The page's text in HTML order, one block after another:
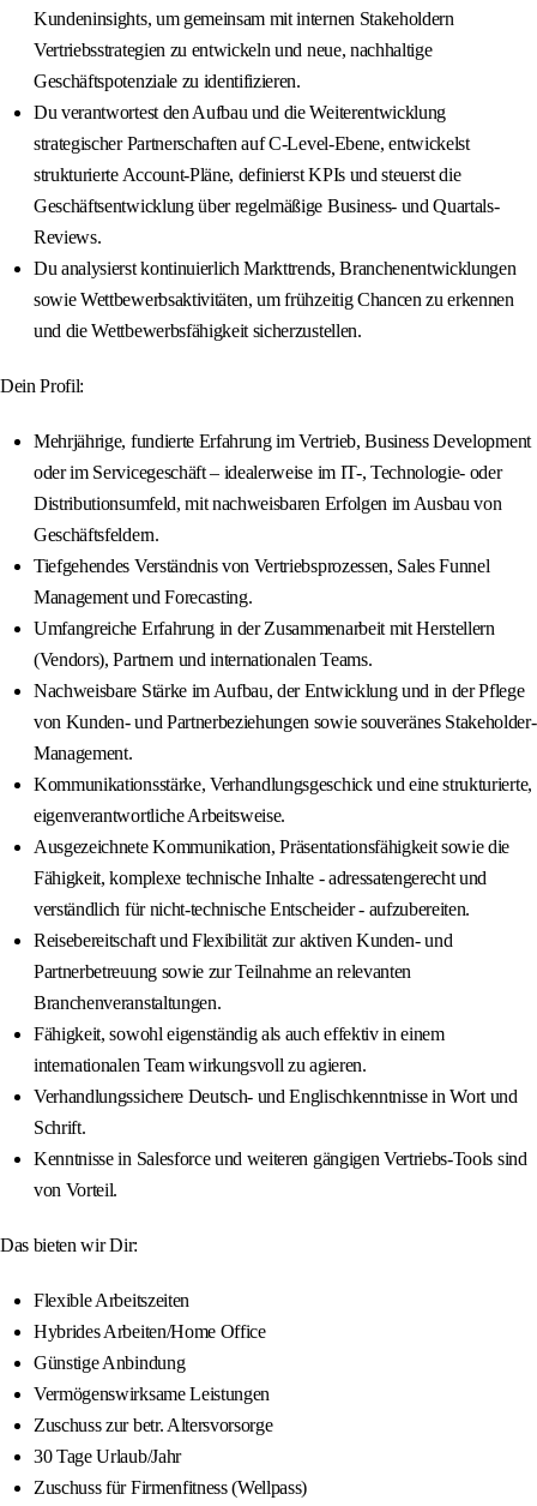
Kundeninsights, um gemeinsam mit internen Stakeholdern
Vertriebsstrategien zu entwickeln und neue, nachhaltige
Geschäftspotenziale zu identifizieren.
Du verantwortest den Aufbau und die Weiterentwicklung
strategischer Partnerschaften auf C-Level-Ebene, entwickelst
strukturierte Account-Pläne, definierst KPIs und steuerst die
Geschäftsentwicklung über regelmäßige Business- und Quartals-
Reviews.
Du analysierst kontinuierlich Markttrends, Branchenentwicklungen
sowie Wettbewerbsaktivitäten, um frühzeitig Chancen zu erkennen
und die Wettbewerbsfähigkeit sicherzustellen.
Dein Profil:
Mehrjährige, fundierte Erfahrung im Vertrieb, Business Development
oder im Servicegeschäft – idealerweise im IT-, Technologie- oder
Distributionsumfeld, mit nachweisbaren Erfolgen im Ausbau von
Geschäftsfeldern.
Tiefgehendes Verständnis von Vertriebsprozessen, Sales Funnel
Management und Forecasting.
Umfangreiche Erfahrung in der Zusammenarbeit mit Herstellern
(Vendors), Partnern und internationalen Teams.
Nachweisbare Stärke im Aufbau, der Entwicklung und in der Pflege
von Kunden- und Partnerbeziehungen sowie souveränes Stakeholder-
Management.
Kommunikationsstärke, Verhandlungsgeschick und eine strukturierte,
eigenverantwortliche Arbeitsweise.
Ausgezeichnete Kommunikation, Präsentationsfähigkeit sowie die
Fähigkeit, komplexe technische Inhalte - adressatengerecht und
verständlich für nicht-technische Entscheider - aufzubereiten.
Reisebereitschaft und Flexibilität zur aktiven Kunden- und
Partnerbetreuung sowie zur Teilnahme an relevanten
Branchenveranstaltungen.
Fähigkeit, sowohl eigenständig als auch effektiv in einem
internationalen Team wirkungsvoll zu agieren.
Verhandlungssichere Deutsch- und Englischkenntnisse in Wort und
Schrift.
Kenntnisse in Salesforce und weiteren gängigen Vertriebs-Tools sind
von Vorteil.
Das bieten wir Dir:
Flexible Arbeitszeiten
Hybrides Arbeiten/Home Office
Günstige Anbindung
Vermögenswirksame Leistungen
Zuschuss zur betr. Altersvorsorge
30 Tage Urlaub/Jahr
Zuschuss für Firmenfitness (Wellpass)